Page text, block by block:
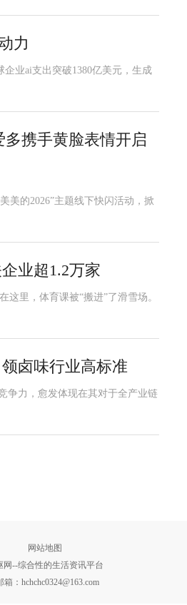
力
业ai支出突破1380亿美元，生成
多携手黄脸表情开启
美的2026”主题线下快闪活动，掀
业超1.2万家
里，体育课被“搬进”了滑雪场。
卤味行业高标准
争力，愈发体现在其对于全产业链
网站地图
网--综合性的生活资讯平台
箱： hchchc0324@163.com